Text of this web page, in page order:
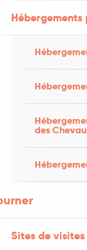
des
Sites de visites